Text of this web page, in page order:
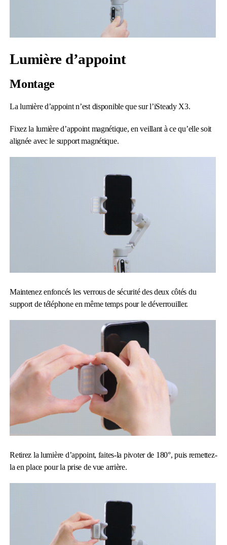
Lumière d’appoint
Montage
La lumière d’appoint n’est disponible que sur l’iSteady X3.
Fixez la lumière d’appoint magnétique, en veillant à ce qu’elle soit
alignée avec le support magnétique.
Maintenez enfoncés les verrous de sécurité des deux côtés du
support de téléphone en même temps pour le déverrouiller.
Retirez la lumière d’appoint, faites-la pivoter de 180°, puis remettez-
la en place pour la prise de vue arrière.